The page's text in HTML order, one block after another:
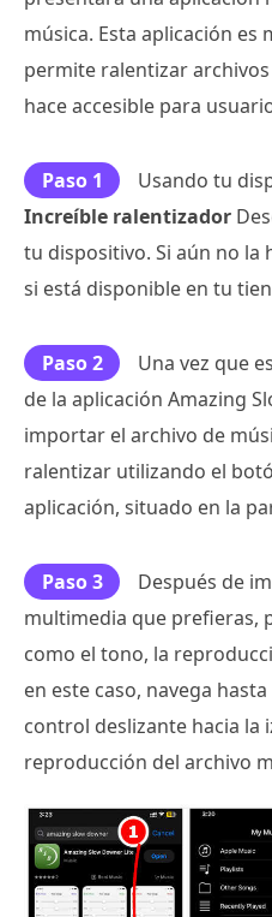
música. Esta aplicación es
permite ralentizar
hace accesible para
Paso 1
Usando tu
Increíble ralentizador
tu dispositivo. Si aún no la
si está disponible en tu
Paso 2
Una vez que
de la aplicación Amazing
importar el archivo de
ralentizar utilizando el
aplicación, situado en la
Paso 3
Después de
multimedia que prefieras,
como el tono, la
en este caso, navega hasta
control deslizante hacia la
reproducción del archivo